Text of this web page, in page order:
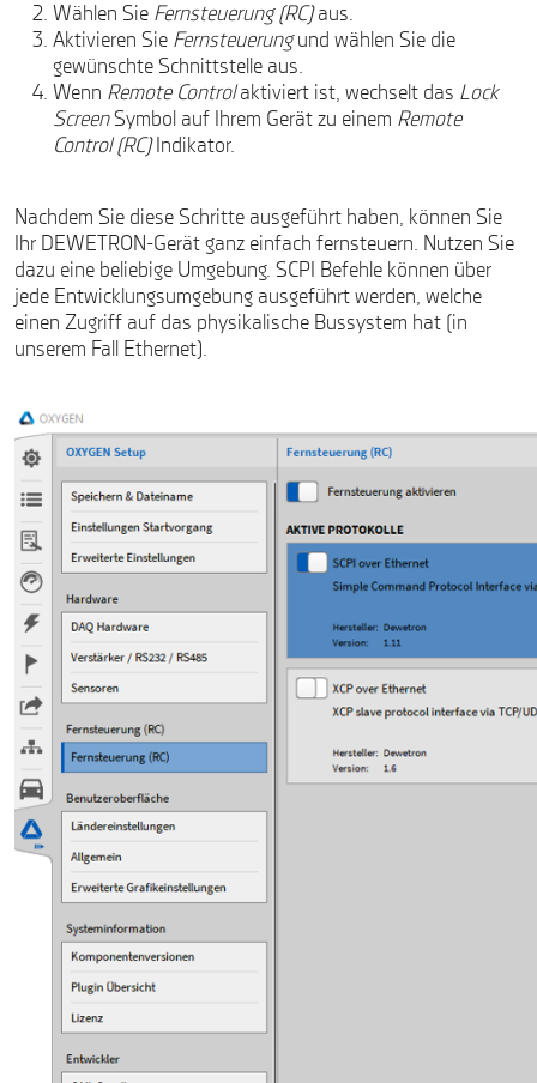
Wählen Sie Fernsteuerung (RC)aus.
Aktivieren Sie Fernsteuerungund wählen Sie die
gewünschte Schnittstelle aus.
Wenn Remote Controlaktiviert ist, wechselt das Lock
ScreenSymbol auf Ihrem Gerät zu einem Remote
Control (RC) Indikator.
Nachdem Sie diese Schritte ausgeführt haben, können Sie
Ihr DEWETRON-Gerät ganz einfach fernsteuern. Nutzen Sie
dazu eine beliebige Umgebung. SCPI Befehle können über
jede Entwicklungsumgebung ausgeführt werden, welche
einen Zugriff auf das physikalische Bussystem hat (in
unserem Fall Ethernet).